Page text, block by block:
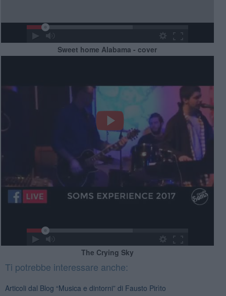
Sweet home Alabama - cover
The Crying Sky
Ti potrebbe interessare anche:
Articoli dal Blog “Musica e dintorni” di Fausto Pirìto